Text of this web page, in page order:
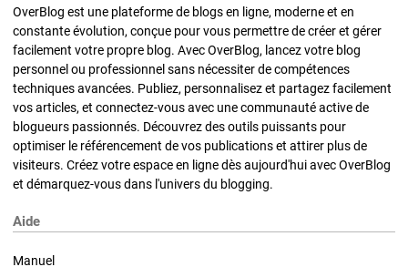
OverBlog est une plateforme de blogs en ligne, moderne et en
constante évolution, conçue pour vous permettre de créer et gérer
facilement votre propre blog. Avec OverBlog, lancez votre blog
personnel ou professionnel sans nécessiter de compétences
techniques avancées. Publiez, personnalisez et partagez facilement
vos articles, et connectez-vous avec une communauté active de
blogueurs passionnés. Découvrez des outils puissants pour
optimiser le référencement de vos publications et attirer plus de
visiteurs. Créez votre espace en ligne dès aujourd'hui avec OverBlog
et démarquez-vous dans l'univers du blogging.
Aide
Manuel